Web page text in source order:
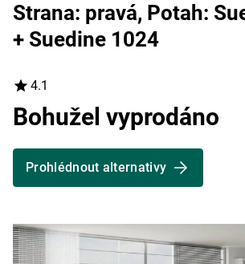
Strana: pravá, Potah:
+ Suedine 1024
4.1
Bohužel vyprodáno
Prohlédnout alternativy